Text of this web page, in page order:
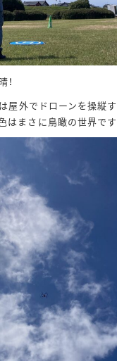
！
屋外でドローンを操縦
はまさに鳥瞰の世界で